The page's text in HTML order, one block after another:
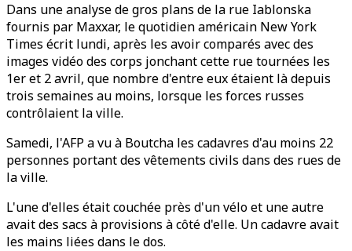
Dans une analyse de gros plans de la rue Iablonska
fournis par Maxxar, le quotidien américain New York
Times écrit lundi, après les avoir comparés avec des
images vidéo des corps jonchant cette rue tournées les
1er et 2 avril, que nombre d'entre eux étaient là depuis
trois semaines au moins, lorsque les forces russes
contrôlaient la ville.
Samedi, l'AFP a vu à Boutcha les cadavres d'au moins 22
personnes portant des vêtements civils dans des rues de
la ville.
L'une d'elles était couchée près d'un vélo et une autre
avait des sacs à provisions à côté d'elle. Un cadavre avait
les mains liées dans le dos.